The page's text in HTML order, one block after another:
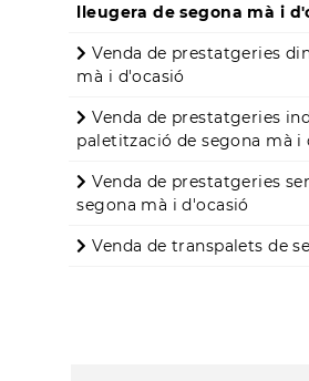
lleugera de segona mà i
Venda de prestatgeries
mà i d'ocasió
Venda de prestatgeries
paletització de segona mà i
Venda de prestatgeries
segona mà i d'ocasió
Venda de transpalets de